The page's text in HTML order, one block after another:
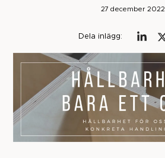
27 december 2022
Dela inlägg: